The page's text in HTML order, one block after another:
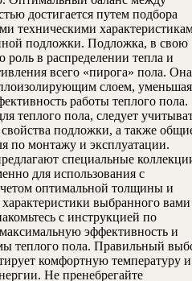
достигается путем подбора
техническими
подложки. Подложка, в свою
роль в распределении тепла и
всего «пирога» пола. Она
слоем, уменьшая
работы теплого пола.
теплого пола, следует
подложки, а также
по монтажу и эксплуатации.
специальные
для использования с
оптимальной толщины и
выбранного вами
с инструкцией по
эффективность и
теплого пола. Правильный
комфортную температуру и
Не пренебрегайте